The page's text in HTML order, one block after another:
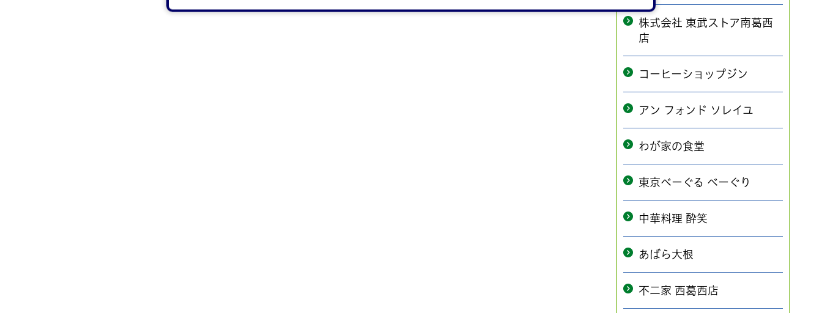
株式会社 東武ストア南葛西
店
コーヒーショップジン
アン フォンド ソレイユ
わが家の食堂
東京べーぐる べーぐり
中華料理 酔笑
あばら大根
不二家 西葛西店